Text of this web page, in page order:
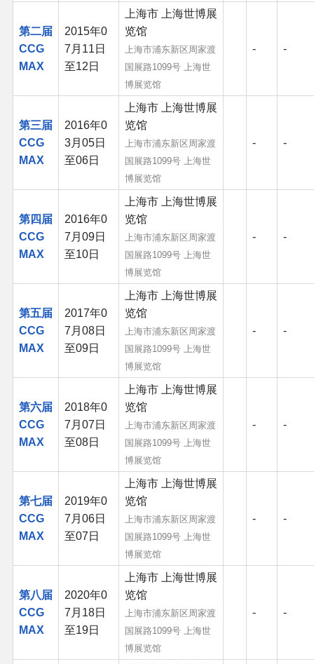
第二届
CCG
MAX
2015年0
7月11日
至12日
上海市 上海世博展
览馆
上海市浦东新区周家渡
国展路1099号 上海世
博展览馆
- -
第三届
CCG
MAX
2016年0
3月05日
至06日
上海市 上海世博展
览馆
上海市浦东新区周家渡
国展路1099号 上海世
博展览馆
- -
第四届
CCG
MAX
2016年0
7月09日
至10日
上海市 上海世博展
览馆
上海市浦东新区周家渡
国展路1099号 上海世
博展览馆
- -
第五届
CCG
MAX
2017年0
7月08日
至09日
上海市 上海世博展
览馆
上海市浦东新区周家渡
国展路1099号 上海世
博展览馆
- -
第六届
CCG
MAX
2018年0
7月07日
至08日
上海市 上海世博展
览馆
上海市浦东新区周家渡
国展路1099号 上海世
博展览馆
- -
第七届
CCG
MAX
2019年0
7月06日
至07日
上海市 上海世博展
览馆
上海市浦东新区周家渡
国展路1099号 上海世
博展览馆
- -
第八届
CCG
MAX
2020年0
7月18日
至19日
上海市 上海世博展
览馆
上海市浦东新区周家渡
国展路1099号 上海世
博展览馆
- -
同人志分类
同人专辑分类
同人软件列表
其他形式同人
THB相关项目
THB策划
THB衍生
THB协力
其他
联系管理员
关于THBWiki